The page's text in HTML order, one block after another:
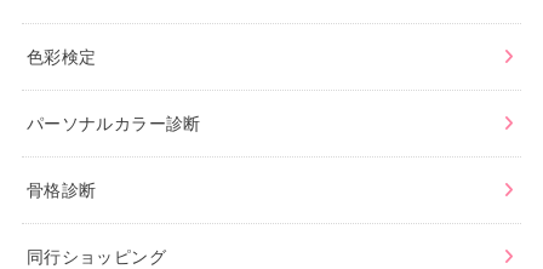
色彩検定
パーソナルカラー診断
骨格診断
同行ショッピング